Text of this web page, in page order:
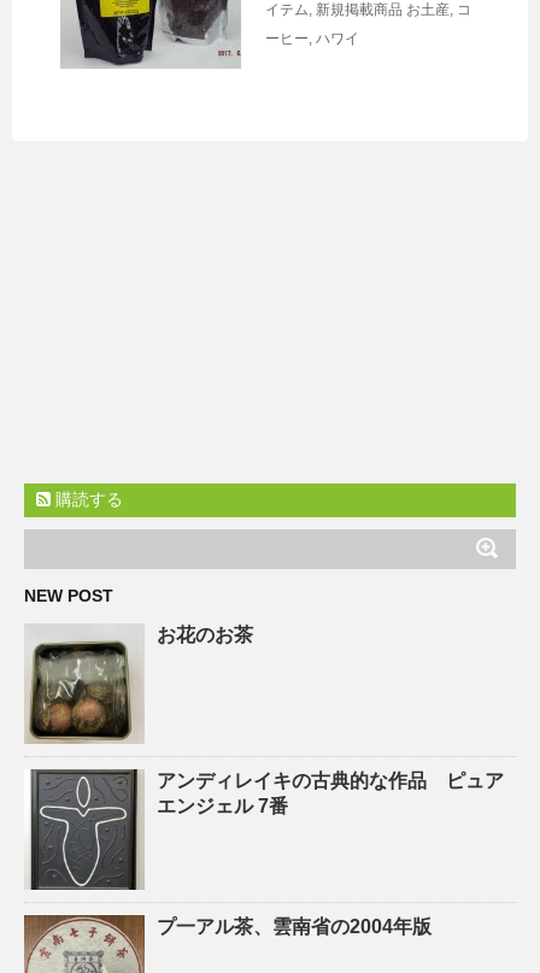
イテム, 新規掲載商品 お土産, コ
ーヒー, ハワイ
購読する
NEW POST
お花のお茶
アンディレイキの古典的な作品 ピュア
エンジェル 7番
プ一アル茶、雲南省の2004年版